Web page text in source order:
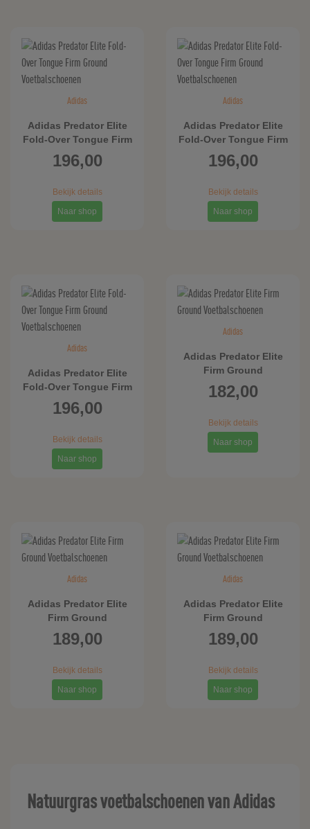
Adidas
Adidas Predator Elite
Fold-Over Tongue Firm
Ground
Voetbalschoenen
196,00
Bekijk details
Naar shop
Adidas
Adidas Predator Elite
Fold-Over Tongue Firm
Ground
Voetbalschoenen
196,00
Bekijk details
Naar shop
Adidas
Adidas Predator Elite
Fold-Over Tongue Firm
Ground
Voetbalschoenen
196,00
Bekijk details
Naar shop
Adidas
Adidas Predator Elite
Firm Ground
Voetbalschoenen
182,00
Bekijk details
Naar shop
Adidas
Adidas Predator Elite
Firm Ground
Voetbalschoenen
189,00
Bekijk details
Naar shop
Adidas
Adidas Predator Elite
Firm Ground
Voetbalschoenen
189,00
Bekijk details
Naar shop
Natuurgras voetbalschoenen van Adidas